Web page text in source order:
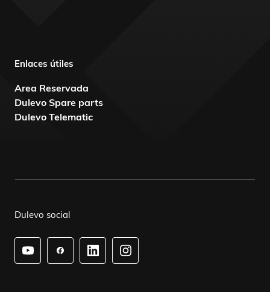
Enlaces útiles
Area Reservada
Dulevo Spare parts
Dulevo Telematic
Dulevo social